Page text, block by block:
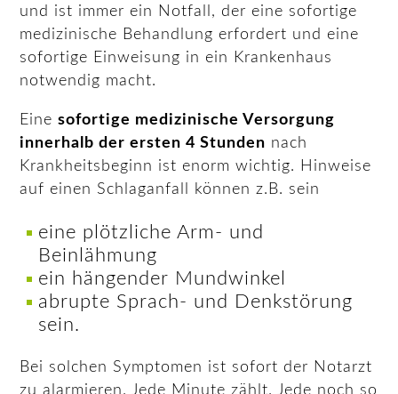
und ist immer ein Notfall, der eine sofortige
medizinische Behandlung erfordert und eine
sofortige Einweisung in ein Krankenhaus
notwendig macht.
Einesofortige medizinische Versorgung
innerhalb der ersten 4 Stunden nach
Krankheitsbeginn ist enorm wichtig. Hinweise
auf einen Schlaganfall können z.B. sein
eine plötzliche Arm- und
Beinlähmung
ein hängender Mundwinkel
abrupte Sprach- und Denkstörung
sein.
Bei solchen Symptomen ist sofort der Notarzt
zu alarmieren. Jede Minute zählt. Jede noch so